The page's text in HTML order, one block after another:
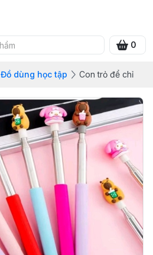
0
Đồ dùng học tập Con trỏ để chỉ